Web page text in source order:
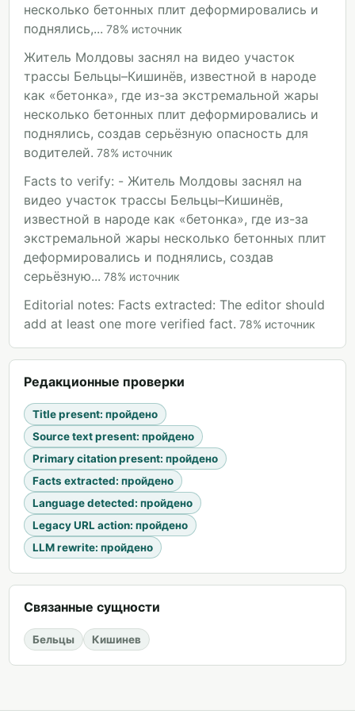
несколько бетонных плит деформировались и
поднялись,... 78% источник
Житель Молдовы заснял на видео участок
трассы Бельцы–Кишинёв, известной в народе
как «бетонка», где из-за экстремальной жары
несколько бетонных плит деформировались и
поднялись, создав серьёзную опасность для
водителей. 78% источник
Facts to verify: - Житель Молдовы заснял на
видео участок трассы Бельцы–Кишинёв,
известной в народе как «бетонка», где из-за
экстремальной жары несколько бетонных плит
деформировались и поднялись, создав
серьёзную... 78% источник
Editorial notes: Facts extracted: The editor should
add at least one more verified fact. 78% источник
Редакционные проверки
Title present: пройдено
Source text present: пройдено
Primary citation present: пройдено
Facts extracted: пройдено
Language detected: пройдено
Legacy URL action: пройдено
LLM rewrite: пройдено
Связанные сущности
Бельцы Кишинев